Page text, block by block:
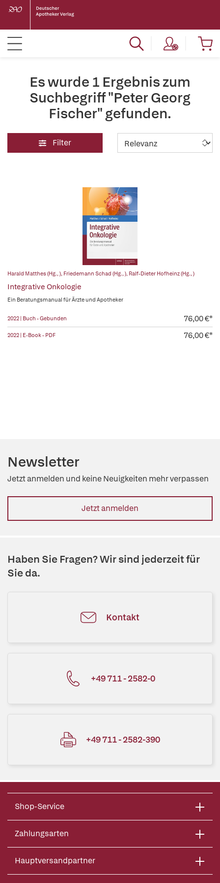
Es wurde 1 Ergebnis zum
Suchbegriff "Peter Georg
Fischer" gefunden.
Filter
Harald Matthes (Hg., ), Friedemann Schad (Hg., ), Ralf-Dieter Hofheinz (Hg., )
Integrative Onkologie
Ein Beratungsmanual für Ärzte und Apotheker
2022 | Buch - Gebunden 76,00 €*
2022 | E-Book - PDF 76,00 €*
Newsletter
Jetzt anmelden und keine Neuigkeiten mehr verpassen
Jetzt anmelden
Haben Sie Fragen? Wir sind jederzeit für
Sie da.
Kontakt
+49 711 - 2582-0
+49 711 - 2582-390
Shop-Service
Zahlungsarten
Hauptversandpartner